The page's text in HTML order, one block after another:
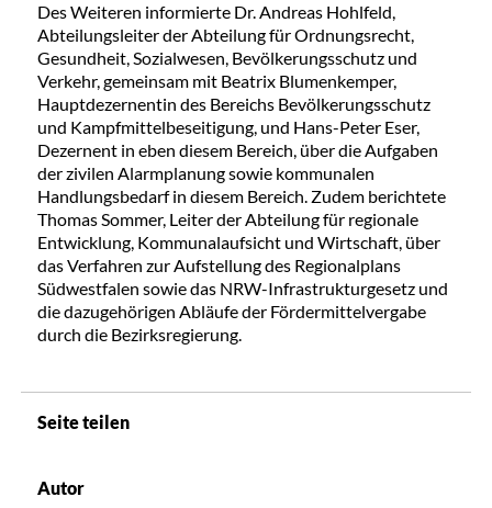
Des Weiteren informierte Dr. Andreas Hohlfeld,
Abteilungsleiter der Abteilung für Ordnungsrecht,
Gesundheit, Sozialwesen, Bevölkerungsschutz und
Verkehr, gemeinsam mit Beatrix Blumenkemper,
Hauptdezernentin des Bereichs Bevölkerungsschutz
und Kampfmittelbeseitigung, und Hans-Peter Eser,
Dezernent in eben diesem Bereich, über die Aufgaben
der zivilen Alarmplanung sowie kommunalen
Handlungsbedarf in diesem Bereich. Zudem berichtete
Thomas Sommer, Leiter der Abteilung für regionale
Entwicklung, Kommunalaufsicht und Wirtschaft, über
das Verfahren zur Aufstellung des Regionalplans
Südwestfalen sowie das NRW-Infrastrukturgesetz und
die dazugehörigen Abläufe der Fördermittelvergabe
durch die Bezirksregierung.
Seite teilen
Autor